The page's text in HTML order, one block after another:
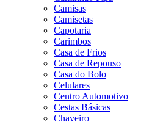
Camisas
Camisetas
Capotaria
Carimbos
Casa de Frios
Casa de Repouso
Casa do Bolo
Celulares
Centro Automotivo
Cestas Básicas
Chaveiro